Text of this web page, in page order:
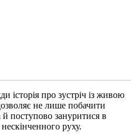
про зустріч із живою
не лише побачити
й поступово зануритися в
руху.